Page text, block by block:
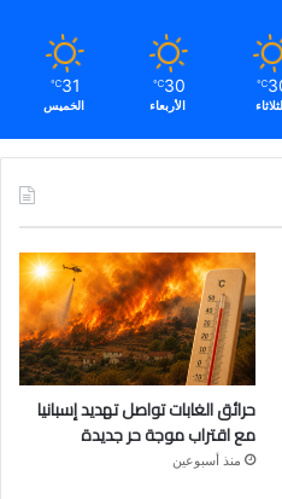
℃
الثلاثاء
30
℃
الأربعاء
31
℃
الخميس
حرائق الغابات تواصل تهديد إسبانيا
مع اقتراب موجة حر جديدة
منذ أسبوعين